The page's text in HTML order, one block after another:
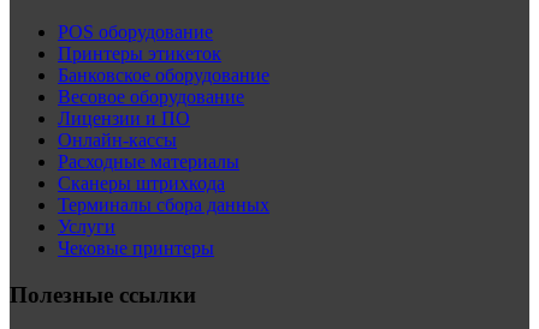
POS оборудование
Принтеры этикеток
Банковское оборудование
Весовое оборудование
Лицензии и ПО
Онлайн-кассы
Расходные материалы
Сканеры штрихкода
Терминалы сбора данных
Услуги
Чековые принтеры
Полезные ссылки